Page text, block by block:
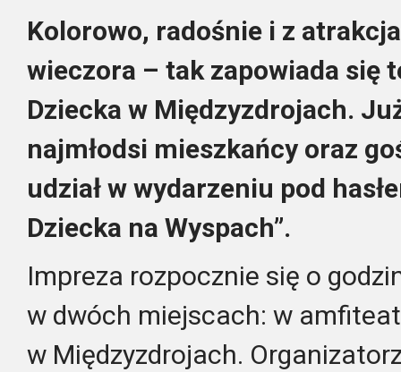
Kolorowo, radośnie i z
wieczora – tak zapowiada się
Dziecka w Międzyzdrojach.
najmłodsi mieszkańcy oraz
udział w wydarzeniu pod
Dziecka na Wyspach”.
Impreza rozpocznie się o
w dwóch miejscach: w
w Międzyzdrojach.